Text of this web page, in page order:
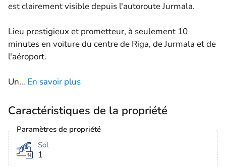
est clairement visible depuis l'autoroute Jurmala.
Lieu prestigieux et prometteur, à seulement 10
minutes en voiture du centre de Riga, de Jurmala et de
l'aéroport.
Un… En savoir plus
Caractéristiques de la propriété
Paramètres de propriété
Sol
1